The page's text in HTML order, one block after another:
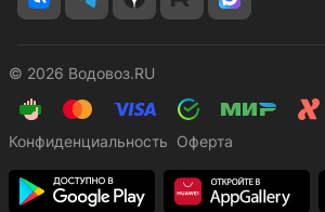
© 2026 Водовоз.RU
Конфиденциальность Оферта